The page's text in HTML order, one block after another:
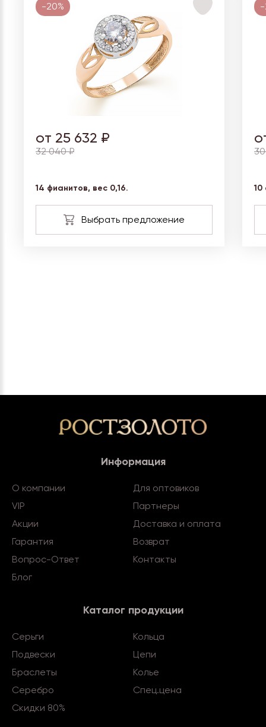
-20%
от 25 632 ₽
32 040 ₽
14 фианитов, вес 0,16.
-
10
Информация
О компании
Для оптовиков
VIP
Партнеры
Акции
Доставка и оплата
Гарантия
Возврат
Вопрос-Ответ
Контакты
Блог
Каталог продукции
Серьги
Кольца
Подвески
Цепи
Браслеты
Колье
Серебро
Спец.цена
Скидки 80%